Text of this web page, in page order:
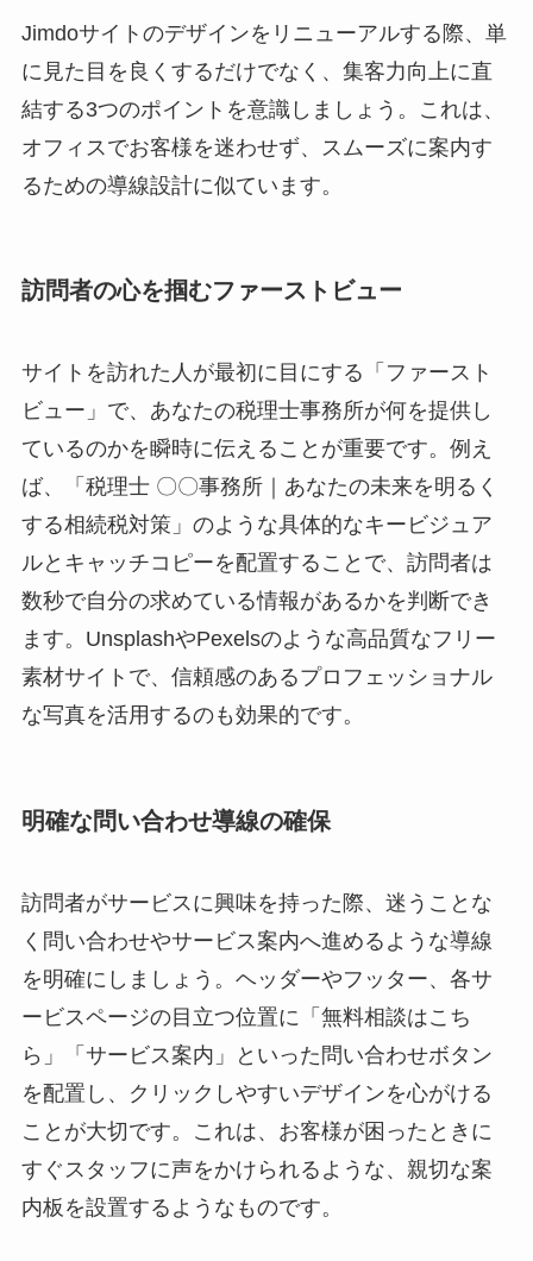
Jimdoサイトのデザインをリニューアルする際、単
に見た目を良くするだけでなく、集客力向上に直
結する3つのポイントを意識しましょう。これは、
オフィスでお客様を迷わせず、スムーズに案内す
るための導線設計に似ています。
訪問者の心を掴むファーストビュー
サイトを訪れた人が最初に目にする「ファースト
ビュー」で、あなたの税理士事務所が何を提供し
ているのかを瞬時に伝えることが重要です。例え
ば、「税理士 〇〇事務所｜あなたの未来を明るく
する相続税対策」のような具体的なキービジュア
ルとキャッチコピーを配置することで、訪問者は
数秒で自分の求めている情報があるかを判断でき
ます。UnsplashやPexelsのような高品質なフリー
素材サイトで、信頼感のあるプロフェッショナル
な写真を活用するのも効果的です。
明確な問い合わせ導線の確保
訪問者がサービスに興味を持った際、迷うことな
く問い合わせやサービス案内へ進めるような導線
を明確にしましょう。ヘッダーやフッター、各サ
ービスページの目立つ位置に「無料相談はこち
ら」「サービス案内」といった問い合わせボタン
を配置し、クリックしやすいデザインを心がける
ことが大切です。これは、お客様が困ったときに
すぐスタッフに声をかけられるような、親切な案
内板を設置するようなものです。